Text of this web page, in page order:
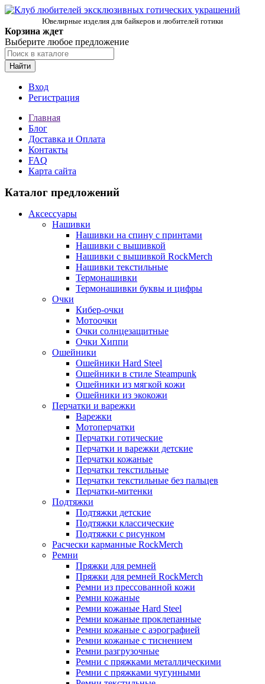
Ювелирные изделия для байкеров и любителей готики
Корзина ждет
Выберите любое предложение
Найти
Вход
Регистрация
Главная
Блог
Доставка и Оплата
Контакты
FAQ
Карта сайта
Каталог предложений
Аксессуары
Нашивки
Нашивки на спину с принтами
Нашивки с вышивкой
Нашивки с вышивкой RockMerch
Нашивки текстильные
Термонашивки
Термонашивки буквы и цифры
Очки
Кибер-очки
Мотоочки
Очки солнцезащитные
Очки Хиппи
Ошейники
Ошейники Hard Steel
Ошейники в стиле Steampunk
Ошейники из мягкой кожи
Ошейники из экокожи
Перчатки и варежки
Варежки
Мотоперчатки
Перчатки готические
Перчатки и варежки детские
Перчатки кожаные
Перчатки текстильные
Перчатки текстильные без пальцев
Перчатки-митенки
Подтяжки
Подтяжки детские
Подтяжки классические
Подтяжки с рисунком
Расчески карманные RockMerch
Ремни
Пряжки для ремней
Пряжки для ремней RockMerch
Ремни из прессованной кожи
Ремни кожаные
Ремни кожаные Hard Steel
Ремни кожаные проклепанные
Ремни кожаные с аэрографией
Ремни кожаные с тиснением
Ремни разгрузочные
Ремни с пряжками металлическими
Ремни с пряжками чугунными